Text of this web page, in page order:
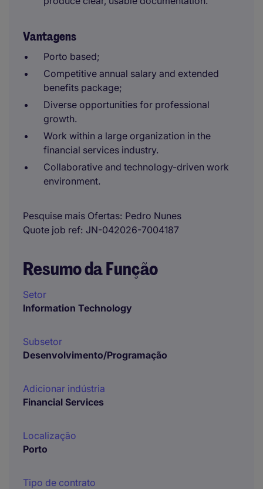
Vantagens
Porto based;
Competitive annual salary and extended
benefits package;
Diverse opportunities for professional
growth.
Work within a large organization in the
financial services industry.
Collaborative and technology-driven work
environment.
Pesquise mais Ofertas Pedro Nunes
Quote job ref JN-042026-7004187
Resumo da Função
Setor
Information Technology
Subsetor
Desenvolvimento/Programação
Adicionar indústria
Financial Services
Localização
Porto
Tipo de contrato